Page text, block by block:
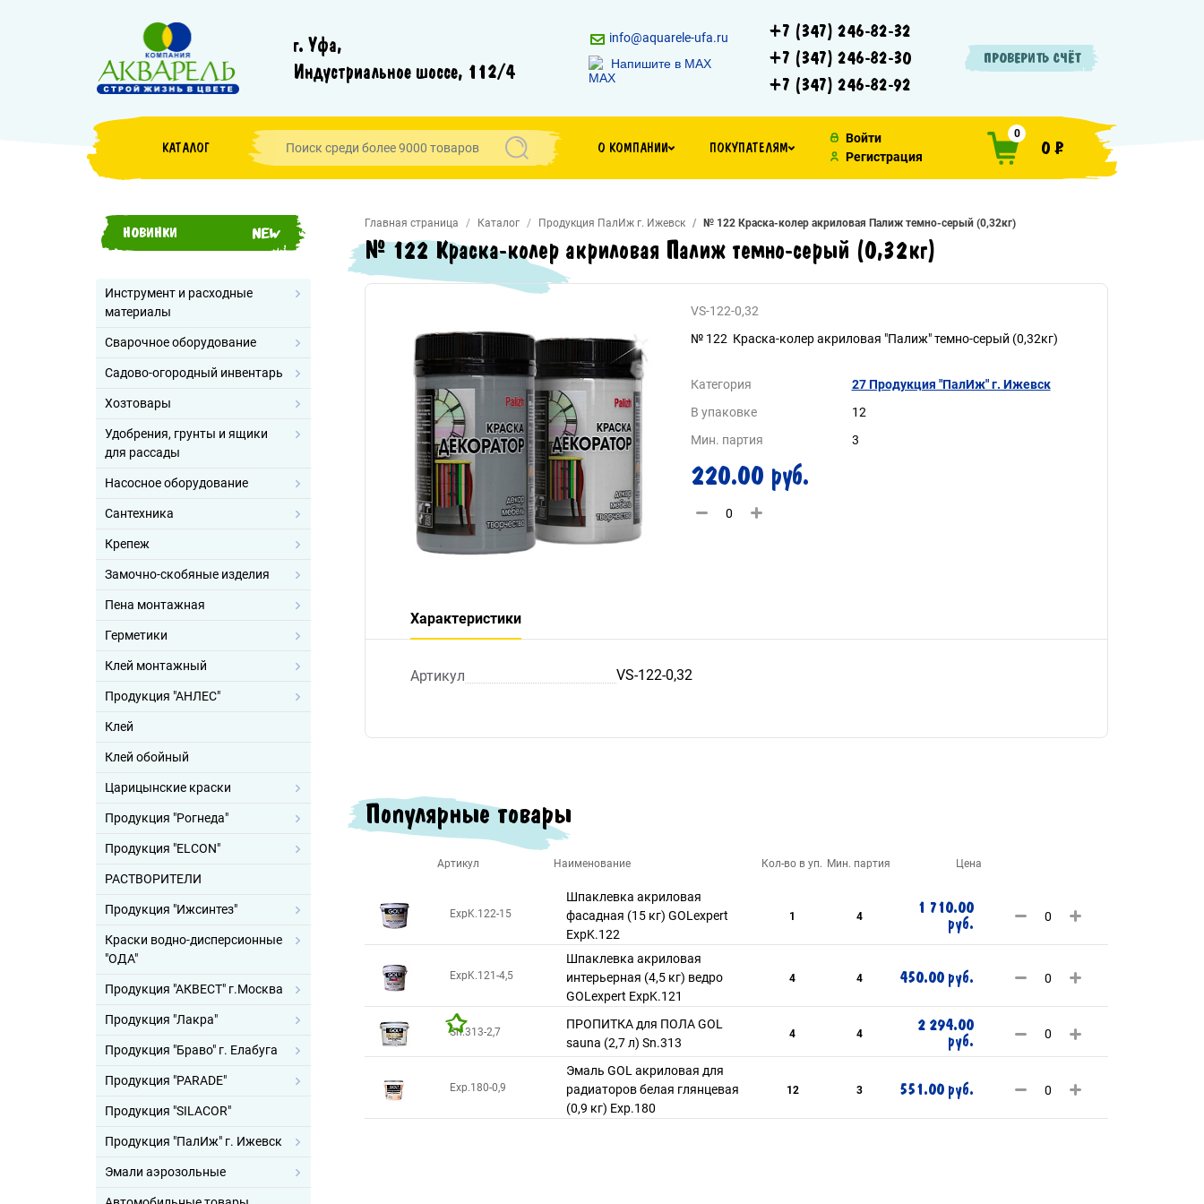
г. Уфа,
Индустриальное шоссе, 112/4
info@aquarele-ufa.ru
Напишите в MAX
+7 (347) 246-82-32
+7 (347) 246-82-30
+7 (347) 246-82-92
ПРОВЕРИТЬ СЧЁТ
КАТАЛОГ О КОМПАНИИ ПОКУПАТЕЛЯМ
Войти
Регистрация
0
0 ₽
НОВИНКИ
Инструмент и расходные
материалы
Сварочное оборудование
Садово-огородный инвентарь
Хозтовары
Удобрения, грунты и ящики
для рассады
Насосное оборудование
Сантехника
Крепеж
Замочно-скобяные изделия
Пена монтажная
Герметики
Клей монтажный
Продукция "АНЛЕС"
Клей
Клей обойный
Царицынские краски
Продукция "Рогнеда"
Продукция "ELCON"
РАСТВОРИТЕЛИ
Продукция "Ижсинтез"
Краски водно-дисперсионные
"ОДА"
Продукция "АКВЕСТ" г.Москва
Продукция "Лакра"
Продукция "Браво" г. Елабуга
Продукция "PARADE"
Продукция "SILACOR"
Продукция "ПалИж" г. Ижевск
Эмали аэрозольные
Главная страница Каталог Продукция ПалИж г. Ижевск № 122 Краска-колер акриловая Палиж темно-серый (0,32кг)
№ 122 Краска-колер акриловая Палиж темно-серый (0,32кг)
VS-122-0,32
№ 122 Краска-колер акриловая "Палиж" темно-серый (0,32кг)
Категория
27 Продукция "ПалИж" г. Ижевск
В упаковке
12
Мин. партия
3
220.00 руб.
Характеристики
Артикул VS-122-0,32
Популярные товары
Артикул Наименование Кол-во в уп. Мин. партия Цена
ExpK.122-15
Шпаклевка акриловая
фасадная (15 кг) GOLexpert
ExpK.122
1 4 1 710.00
руб.
ExpK.121-4,5
Шпаклевка акриловая
интерьерная (4,5 кг) ведро
GOLexpert ExpK.121
4 4 450.00 руб.
Sn.313-2,7
ПРОПИТКА для ПОЛА GOL
sauna (2,7 л) Sn.313
4 4 2 294.00
руб.
Exp.180-0,9
Эмаль GOL акриловая для
радиаторов белая глянцевая
(0,9 кг) Exp.180
12 3 551.00 руб.